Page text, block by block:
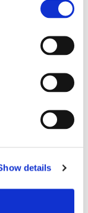
details